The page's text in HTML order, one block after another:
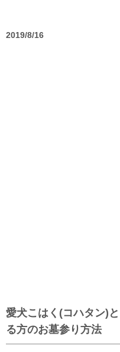
2019/8/16
愛犬こはく(コハタン)
る方のお墓参り方法